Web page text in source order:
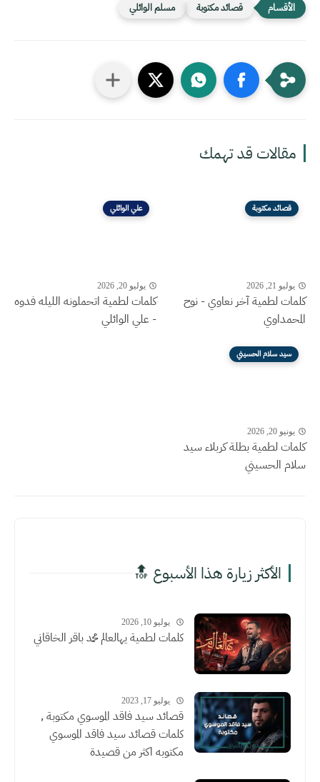
قصائد مكتوبة مسلم الوائلي
مقالات قد تهمك
قصائد مكتوبة
يوليو 21, 2026
كلمات لطمية آخر نعاوي - نوح
المحمداوي
علي الوائلي
يوليو 20, 2026
كلمات لطمية اتحملونه الليله فدوه
- علي الوائلي
سيد سلام الحسيني
يونيو 20, 2026
كلمات لطمية بطلة كربلاء سيد
سلام الحسيني
الأكثر زيارة هذا الأسبوع 🔝
يوليو 10, 2026
كلمات لطمية يهالعالم محمد باقر الخاقاني
يوليو 17, 2023
قصائد سيد فاقد الموسوي مكتوبة ,
كلمات قصائد سيد فاقد الموسوي
مكتوبه اكثر من قصيدة